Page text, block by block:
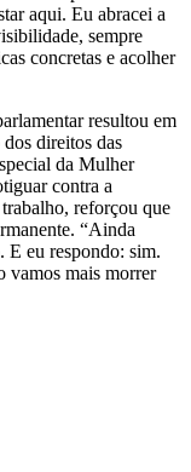
aqui. Eu abracei a
sempre
concretas e acolher
resultou em
direitos das
da Mulher
contra a
reforçou que
“Ainda
E eu respondo: sim.
vamos mais morrer